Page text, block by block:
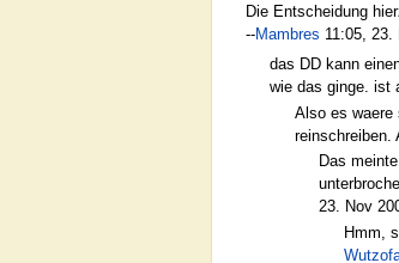
Die Entscheidung
--Mambres 11:05, 23.
das DD kann
wie das ginge. ist
Also es waere
reinschreiben.
Das
23. Nov
Hmm,